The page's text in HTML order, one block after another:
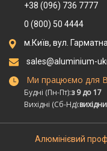
+38 (096) 736 7777
0 (800) 50 4444
м.Київ, вул.
sales@aluminium-
Ми працюємо для
Будні (Пн-Пт):з 9 до 17
Вихідні (Сб-Нд):
Алюмінієвий